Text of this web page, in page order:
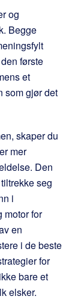
og
Begge
første
et
som gjør det
skaper du
mer
Den
seg
i
motor for
en
i de beste
for
bare et
elsker.